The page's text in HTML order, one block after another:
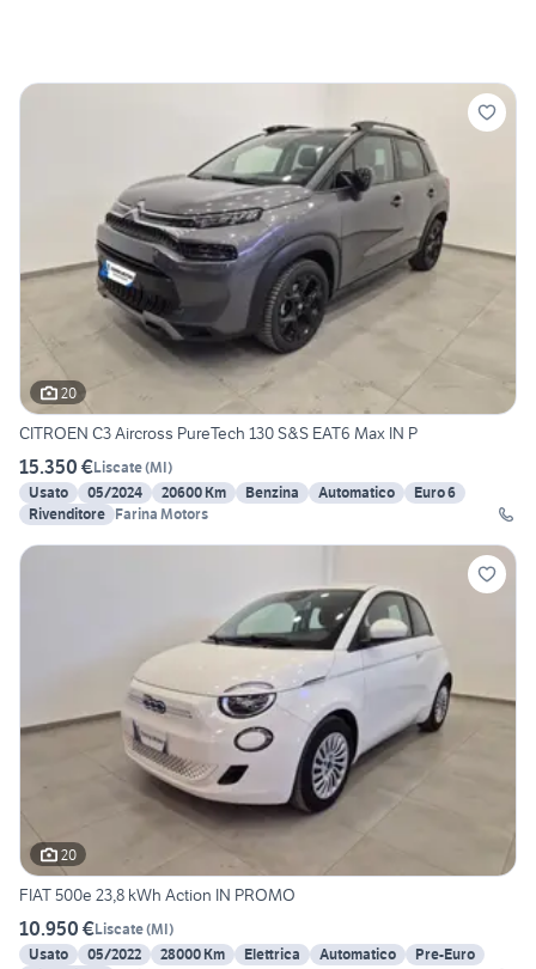
20
CITROEN C3 Aircross PureTech 130 S&S EAT6 Max IN P
15.350 €Liscate(MI)
Usato
05/2024 20600 Km Benzina Automatico
Euro 6
Rivenditore Farina Motors
20
FIAT 500e 23,8 kWh Action IN PROMO
10.950 €Liscate(MI)
Usato
05/2022 28000 Km Elettrica Automatico
Pre-Euro